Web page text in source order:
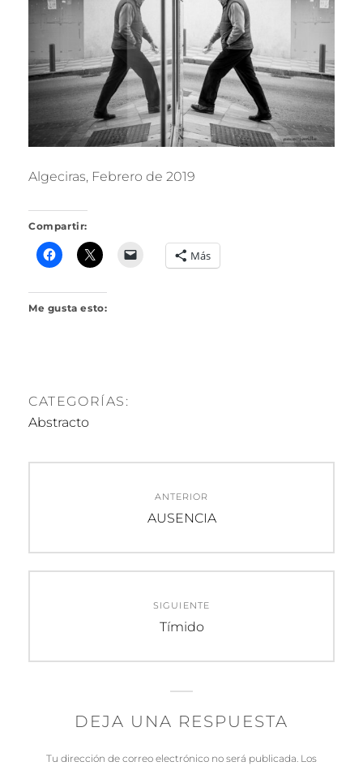
L
L
O
Algeciras, Febrero de 2019
Compartir:
Más
Me gusta esto:
CATEGORÍAS:
Abstracto
entradas
ANTERIOR
Entrada
AUSENCIA
SIGUIENTE
Entrada
Tímido
DEJA UNA RESPUESTA
Tu dirección de correo electrónico no será publicada. Los